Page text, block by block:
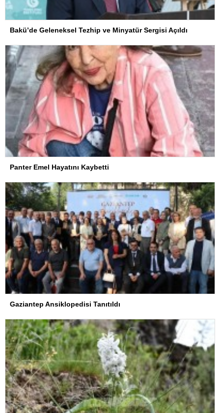
Bakü’de Geleneksel Tezhip ve Minyatür Sergisi Açıldı
Panter Emel Hayatını Kaybetti
Gaziantep Ansiklopedisi Tanıtıldı